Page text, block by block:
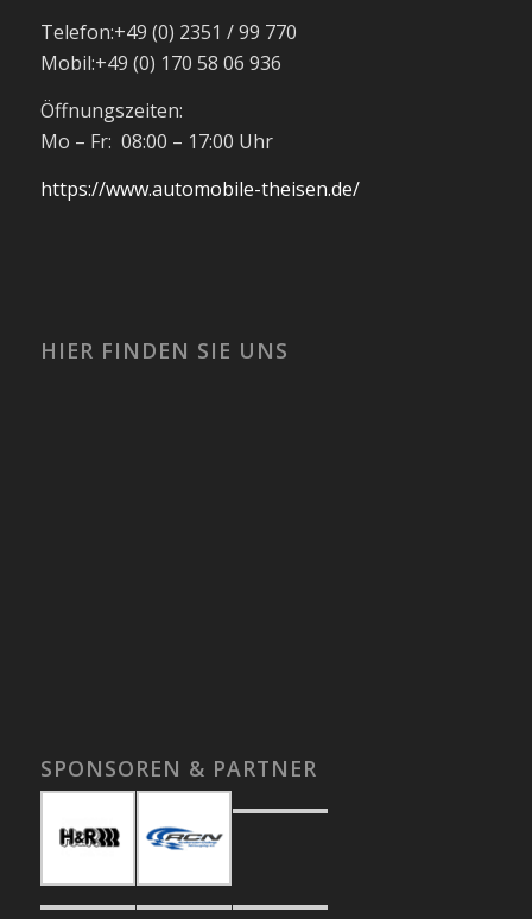
Telefon:+49 (0) 2351 / 99 770
Mobil:+49 (0) 170 58 06 936
Öffnungszeiten:
Mo – Fr: 08:00 – 17:00 Uhr
https://www.automobile-theisen.de/
HIER FINDEN SIE UNS
SPONSOREN & PARTNER